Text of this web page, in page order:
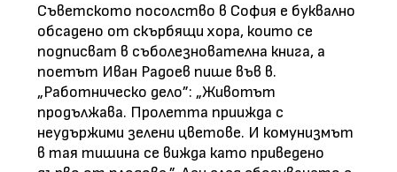
Съветското посолство в София е буквално
обсадено от скърбящи хора, които се
подписват в съболезнователна книга, а
поетът Иван Радоев пише във в.
„Работническо дело”: „Животът
продължава. Пролетта приижда с
неудържими зелени цветове. И комунизмът
в тая тишина се вижда като приведено